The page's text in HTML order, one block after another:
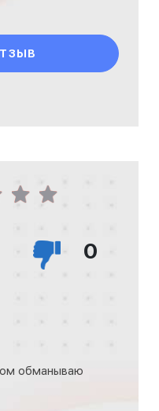
0
обманываю